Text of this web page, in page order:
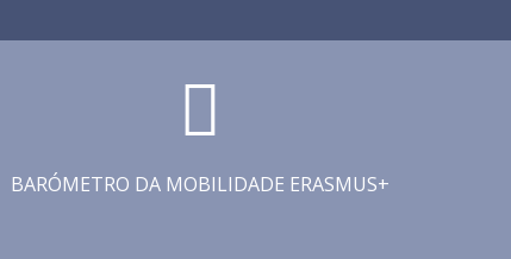
BARÓMETRO DA MOBILIDADE ERASMUS+